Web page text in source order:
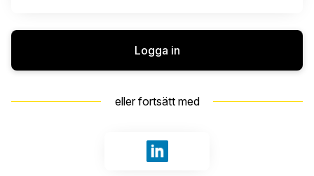
Logga in
eller fortsätt med
Logga in med LinkedIn